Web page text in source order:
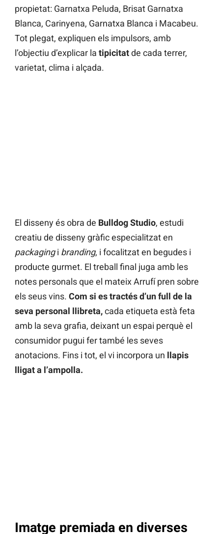
propietat: Garnatxa Peluda, Brisat Garnatxa
Blanca, Carinyena, Garnatxa Blanca i Macabeu.
Tot plegat, expliquen els impulsors, amb
l’objectiu d’explicar la tipicitatde cada terrer,
varietat, clima i alçada.
El disseny és obra de Bulldog Studio, estudi
creatiu de disseny gràfic especialitzat en
packagingi branding, i focalitzat en begudes i
producte gurmet. El treball final juga amb les
notes personals que el mateix Arrufí pren sobre
els seus vins. Com si es tractés d’un full de la
seva personal llibreta,cada etiqueta està feta
amb la seva grafia, deixant un espai perquè el
consumidor pugui fer també les seves
anotacions. Fins i tot, el vi incorpora un llapis
lligat a l’ampolla.
Imatge premiada en diverses